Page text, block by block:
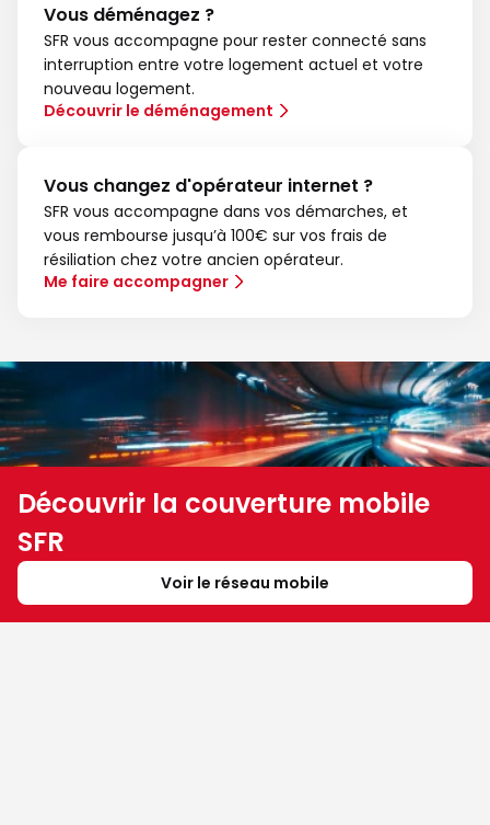
Vous déménagez ?
SFR vous accompagne pour rester connecté sans
interruption entre votre logement actuel et votre
nouveau logement.
Découvrir le déménagement
Vous changez d'opérateur internet ?
SFR vous accompagne dans vos démarches, et
vous rembourse jusqu’à 100€ sur vos frais de
résiliation chez votre ancien opérateur.
Me faire accompagner
Découvrir la couverture mobile
SFR
Voir le réseau mobile